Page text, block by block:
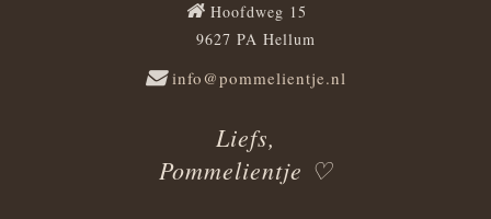
Hoofdweg 15
9627 PA Hellum
info@pommelientje.nl
Liefs,
Pommelientje ♡